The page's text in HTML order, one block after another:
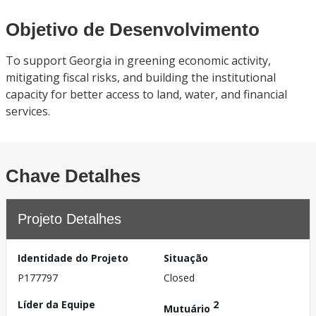
Objetivo de Desenvolvimento
To support Georgia in greening economic activity,
mitigating fiscal risks, and building the institutional
capacity for better access to land, water, and financial
services.
Chave Detalhes
Projeto Detalhes
Identidade do Projeto
P177797
Situação
Closed
Líder da Equipe
Mutuário 2